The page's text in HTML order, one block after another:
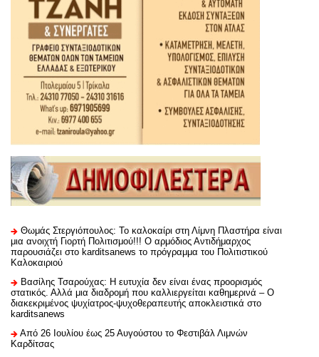
Θωμάς Στεργιόπουλος: Το καλοκαίρι στη Λίμνη Πλαστήρα είναι
μια ανοιχτή Γιορτή Πολιτισμού!!! Ο αρμόδιος Αντιδήμαρχος
παρουσιάζει στο karditsanews το πρόγραμμα του Πολιτιστικού
Καλοκαιριού
Βασίλης Τσαρούχας: Η ευτυχία δεν είναι ένας προορισμός
στατικός. Αλλά μια διαδρομή που καλλιεργείται καθημερινά – Ο
διακεκριμένος ψυχίατρος-ψυχοθεραπευτής αποκλειστικά στο
karditsanews
Από 26 Ιουλίου έως 25 Αυγούστου το Φεστιβάλ Λιμνών
Καρδίτσας